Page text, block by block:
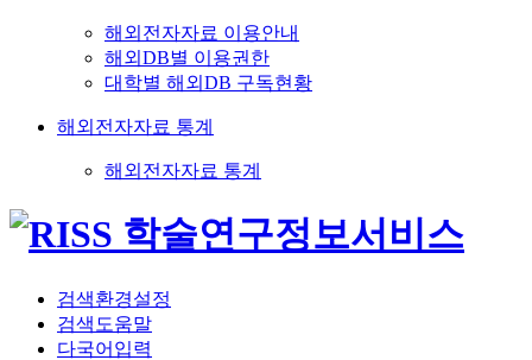
해외전자자료 이용안내
해외DB별 이용권한
대학별 해외DB 구독현황
해외전자자료 통계
해외전자자료 통계
검색환경설정
검색도움말
다국어입력